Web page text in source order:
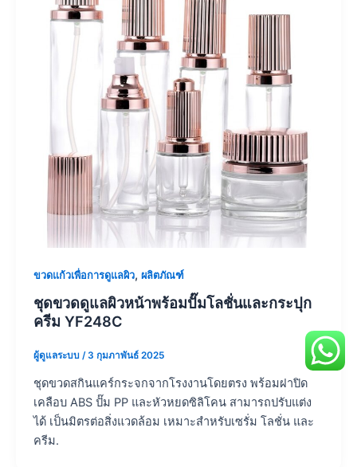
ขวดแก้วเพื่อการดูแลผิว, ผลิตภัณฑ์
ชุดขวดดูแลผิวหน้าพร้อมปั๊มโลชั่นและกระปุก
ครีม YF248C
ผู้ดูแลระบบ /3 กุมภาพันธ์ 2025
ชุดขวดสกินแคร์กระจกจากโรงงานโดยตรง พร้อมฝาปิด
เคลือบ ABS ปั๊ม PP และหัวหยดซิลิโคน สามารถปรับแต่ง
ได้ เป็นมิตรต่อสิ่งแวดล้อม เหมาะสำหรับเซรั่ม โลชั่น และ
ครีม.